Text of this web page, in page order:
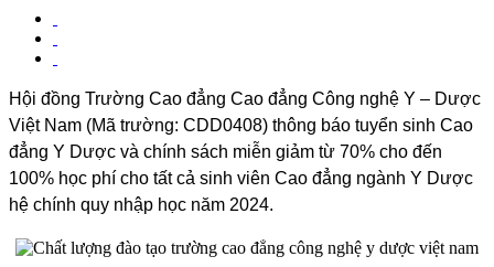
Hội đồng Trường Cao đẳng Cao đẳng Công nghệ Y – Dược
Việt Nam (Mã trường: CDD0408) thông báo tuyển sinh Cao
đẳng Y Dược và chính sách miễn giảm từ 70% cho đến
100% học phí cho tất cả sinh viên Cao đẳng ngành Y Dược
hệ chính quy nhập học năm 2024.